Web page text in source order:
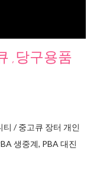
,당구용품
/ 중고큐 장터 개인
생중계, PBA 대진